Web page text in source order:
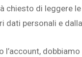
chiesto di leggere
dati personali e
l’account,